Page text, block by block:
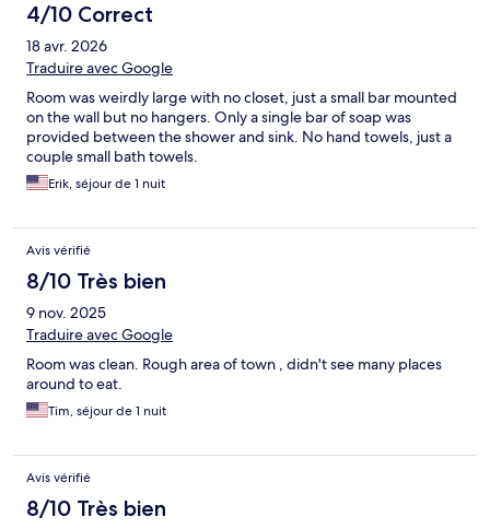
4/10 Correct
18 avr. 2026
Traduire avec Google
Room was weirdly large with no closet, just a small bar mounted
on the wall but no hangers. Only a single bar of soap was
provided between the shower and sink. No hand towels, just a
couple small bath towels.
Erik, séjour de 1 nuit
Avis vérifié
8/10 Très bien
9 nov. 2025
Traduire avec Google
Room was clean. Rough area of town , didn't see many places
around to eat.
Tim, séjour de 1 nuit
Avis vérifié
8/10 Très bien